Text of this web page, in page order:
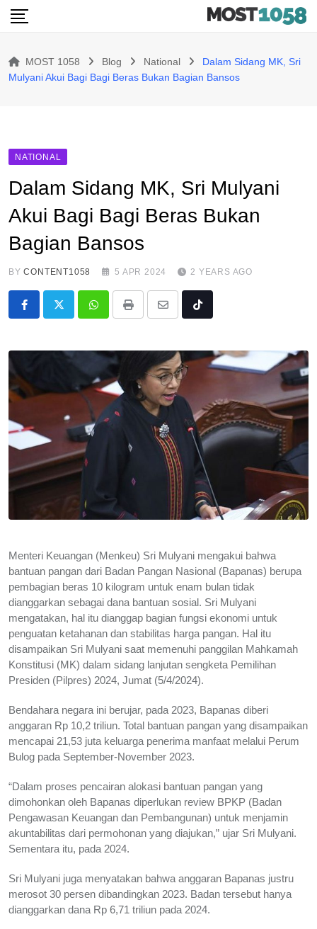
Skip
MOST 1058 Blog National
Dalam Sidang MK, Sri
Mulyani Akui Bagi Bagi Beras Bukan Bagian Bansos
NATIONAL
Dalam Sidang MK, Sri Mulyani
Akui Bagi Bagi Beras Bukan
Bagian Bansos
BYCONTENT1058 5 APR 2024 2 YEARS AGO
WhatsappPrint
Share
Tiktok
Menteri Keuangan (Menkeu) Sri Mulyani mengakui bahwa
bantuan pangan dari Badan Pangan Nasional (Bapanas) berupa
pembagian beras 10 kilogram untuk enam bulan tidak
dianggarkan sebagai dana bantuan sosial. Sri Mulyani
mengatakan, hal itu dianggap bagian fungsi ekonomi untuk
penguatan ketahanan dan stabilitas harga pangan. Hal itu
disampaikan Sri Mulyani saat memenuhi panggilan Mahkamah
Konstitusi (MK) dalam sidang lanjutan sengketa Pemilihan
Presiden (Pilpres) 2024, Jumat (5/4/2024).
Bendahara negara ini berujar, pada 2023, Bapanas diberi
anggaran Rp 10,2 triliun. Total bantuan pangan yang disampaikan
mencapai 21,53 juta keluarga penerima manfaat melalui Perum
Bulog pada September-November 2023.
“Dalam proses pencairan alokasi bantuan pangan yang
dimohonkan oleh Bapanas diperlukan review BPKP (Badan
Pengawasan Keuangan dan Pembangunan) untuk menjamin
akuntabilitas dari permohonan yang diajukan,” ujar Sri Mulyani.
Sementara itu, pada 2024.
Sri Mulyani juga menyatakan bahwa anggaran Bapanas justru
merosot 30 persen dibandingkan 2023. Badan tersebut hanya
dianggarkan dana Rp 6,71 triliun pada 2024.